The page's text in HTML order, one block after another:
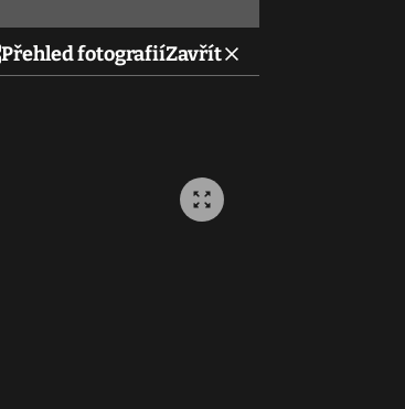
Přehled fotografiíZavřít